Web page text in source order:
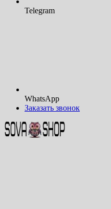
Telegram
WhatsApp
Заказать звонок